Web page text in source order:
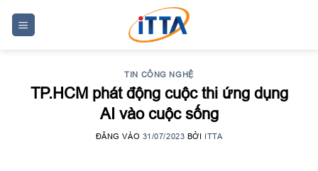
TIN CÔNG NGHỆ
TP.HCM phát động cuộc thi ứng dụng
AI vào cuộc sống
ĐĂNG VÀO 31/07/2023 BỞI ITTA